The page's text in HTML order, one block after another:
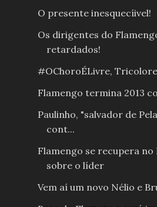
O presente inesquecíivel!
Os dirigentes do
retardados!
#OChoroÉLivre,
Flamengo termina 2013
Paulinho, "salvador de
cont...
Flamengo se recupera
sobre o líder
Vem aí um novo Nélio e